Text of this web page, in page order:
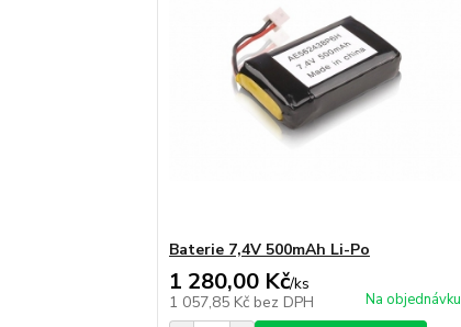
Baterie 7,4V 500mAh Li-Po
1 280,00 Kč/ks
1 057,85 Kč bez DPH Na objednávku